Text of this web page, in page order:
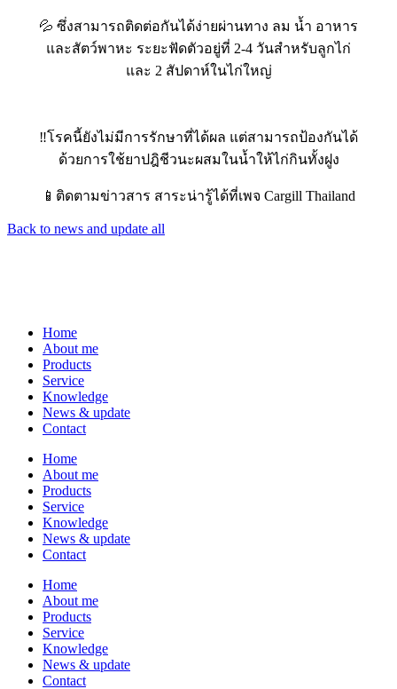
💦 ซึ่งสามารถติดต่อกันได้ง่ายผ่านทาง ลม น้ำ อาหาร
และสัตว์พาหะ ระยะฟัดตัวอยู่ที่ 2-4 วันสำหรับลูกไก่
และ 2 สัปดาห์ในไก่ใหญ่
‼️โรคนี้ยังไม่มีการรักษาที่ได้ผล แต่สามารถป้องกันได้
ด้วยการใช้ยาปฎิชีวนะผสมในน้ำให้ไก่กินทั้งฝูง
📱ติดตามข่าวสาร สาระน่ารู้ได้ที่เพจ Cargill Thailand
Back to news and update all
Home
About me
Products
Service
Knowledge
News & update
Contact
Home
About me
Products
Service
Knowledge
News & update
Contact
Home
About me
Products
Service
Knowledge
News & update
Contact